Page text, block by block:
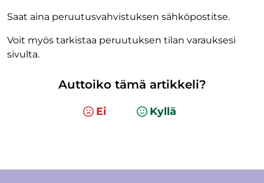
Saat aina peruutusvahvistuksen sähköpostitse.
Voit myös tarkistaa peruutuksen tilan varauksesi
sivulta.
Auttoiko tämä artikkeli?
Ei Kyllä